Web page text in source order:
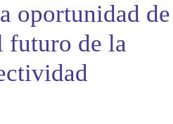
oportunidad de
futuro de la